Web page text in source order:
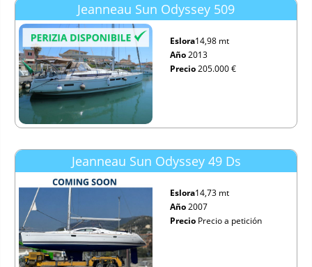
Jeanneau Sun Odyssey 509
Eslora14,98 mt
Año2013
Precio205.000 €
Jeanneau Sun Odyssey 49 Ds
Eslora14,73 mt
Año2007
Precio Precio a petición